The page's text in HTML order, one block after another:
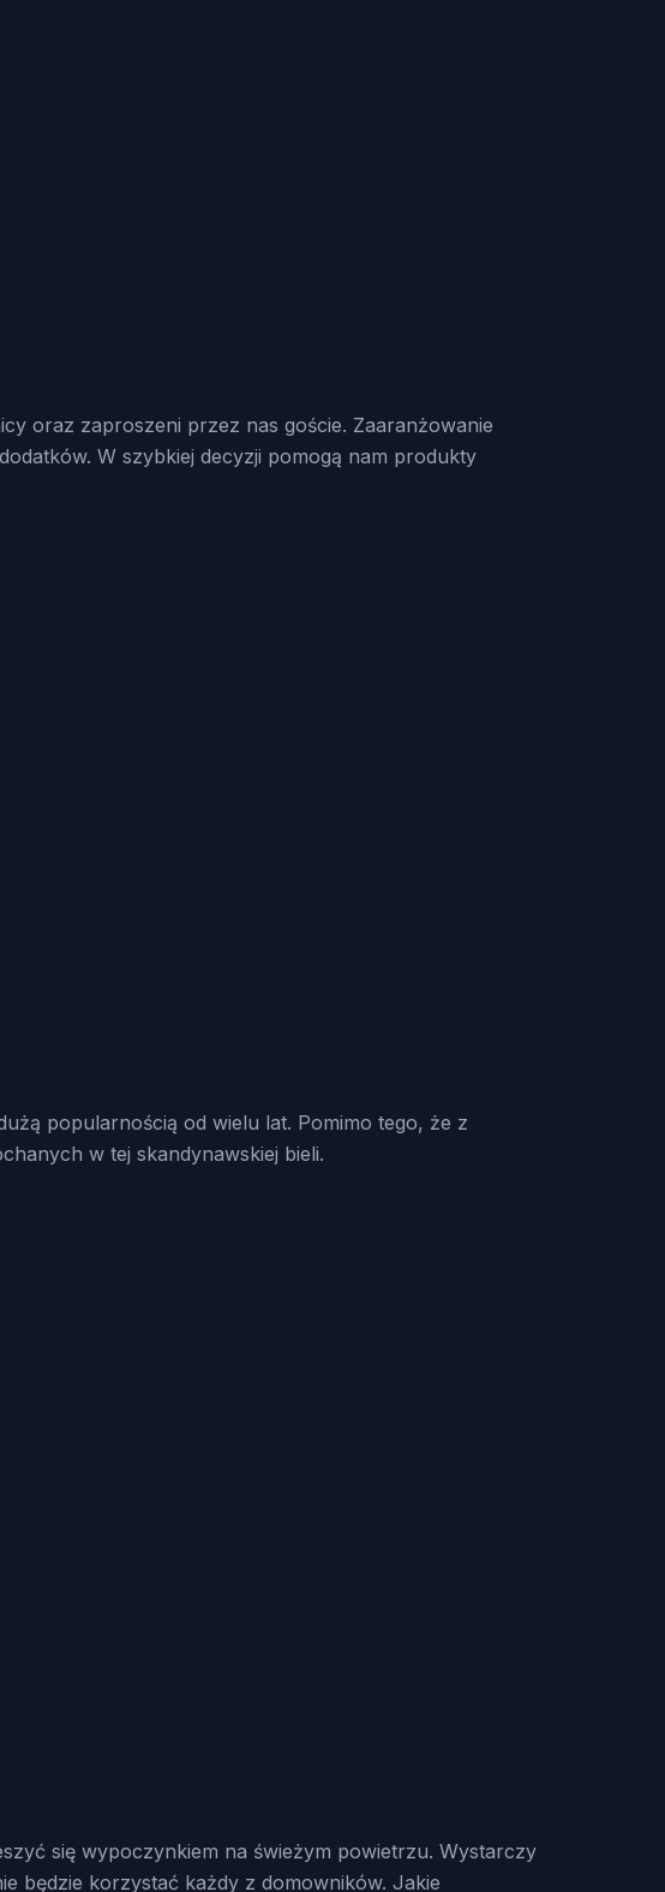
oraz zaproszeni przez nas goście. Zaaranżowanie
W szybkiej decyzji pomogą nam produkty
popularnością od wielu lat. Pomimo tego, że z
w tej skandynawskiej bieli.
się wypoczynkiem na świeżym powietrzu. Wystarczy
będzie korzystać każdy z domowników. Jakie